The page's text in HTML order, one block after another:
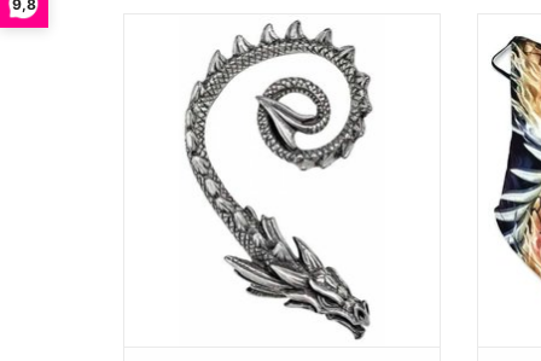
9,8
Uit de nevels van het Balkan-achterland uit
de 5e eeuw, ontwormt dit vicieuze, met een
draken ruggengraat reptielenwezen, een
lang gevreesd monster van een duistere
legende.
Een gepolijste tinnen draak die zich om het
oor wikkelt, met zijn puntige staart
TOEVOEGEN AAN WINKELWAGEN
een
neus
zeker